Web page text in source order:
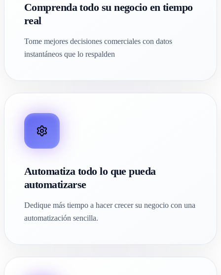
Comprenda todo su negocio en tiempo
real
Tome mejores decisiones comerciales con datos
instantáneos que lo respalden
Automatiza todo lo que pueda
automatizarse
Dedique más tiempo a hacer crecer su negocio con una
automatización sencilla.